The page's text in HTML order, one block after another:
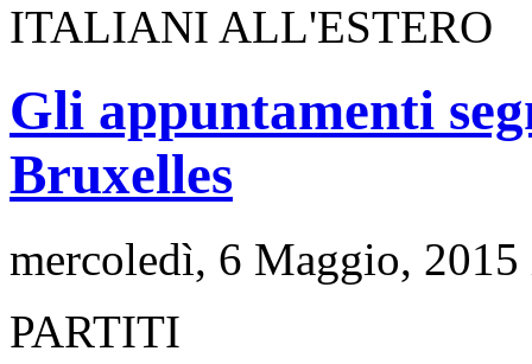
ITALIANI ALL'ESTERO
Gli appuntamenti
Bruxelles
mercoledì, 6 Maggio,
PARTITI